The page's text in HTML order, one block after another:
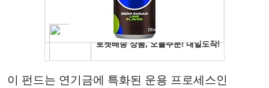
이 펀드는 연기금에 특화된 운용 프로세스인